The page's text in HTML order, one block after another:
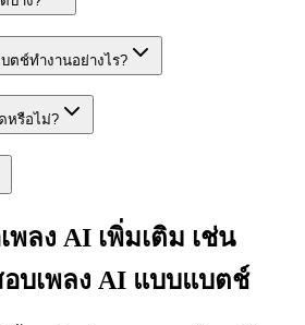
ตช์ทำงานอย่างไร?
หรือไม่?
พลง AI เพิ่มเติม เช่น
อบเพลง AI แบบแบตช์